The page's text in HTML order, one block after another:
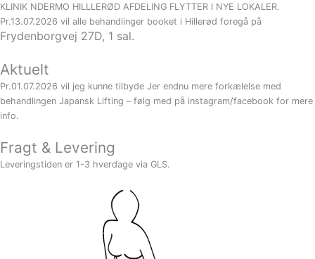
KLINIK NDERMO HILLLERØD AFDELING FLYTTER I NYE LOKALER.
Pr.13.07.2026 vil alle behandlinger booket i Hillerød foregå på
Frydenborgvej 27D, 1 sal.
Aktuelt
Pr.01.07.2026 vil jeg kunne tilbyde Jer endnu mere forkælelse med
behandlingen Japansk Lifting – følg med på instagram/facebook for mere
info.
Fragt & Levering
Leveringstiden er 1-3 hverdage via GLS.